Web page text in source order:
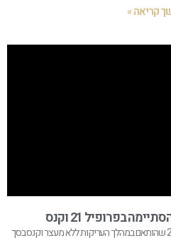
קריאה »
עריקות בת 302 ימים הסתיימה בפרופיל 21 שהותאם במהלך העריקות ללא מעצר וקנס בסך